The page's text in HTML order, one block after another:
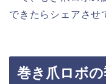
できたらシェアさせ
巻き爪ロボ